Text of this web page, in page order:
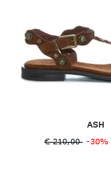
ASH
€ 210,00-30%